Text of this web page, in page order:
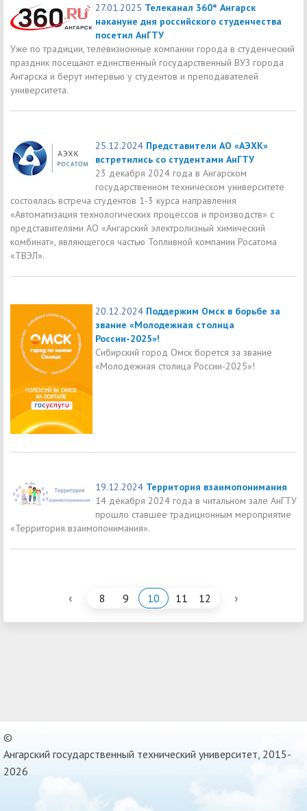
27.01.2025 Телеканал 360° Ангарск
накануне дня российского студенчества
посетил АнГТУ
Уже по традиции, телевизионные компании города в студенческий
праздник посещают единственный государственный ВУЗ города
Ангарска и берут интервью у студентов и преподавателей
университета.
25.12.2024 Представители АО «АЭХК»
встретились со студентами АнГТУ
23 декабря 2024 года в Ангарском
государственном техническом университете
состоялась встреча студентов 1-3 курса направления
«Автоматизация технологических процессов и производств» с
представителями АО «Ангарский электролизный химический
комбинат», являющегося частью Топливной компании Росатома
«ТВЭЛ».
20.12.2024 Поддержим Омск в борьбе за
звание «Молодежная столица
России-2025»!
Сибирский город Омск борется за звание
«Молодежная столица России-2025»!
19.12.2024 Территория взаимопонимания
14 декабря 2024 года в читальном зале АнГТУ
прошло ставшее традиционным мероприятие
«Территория взаимопонимания».
‹ 8 9 10 11 12 ›
©
Ангарский государственный технический университет, 2015-
2026